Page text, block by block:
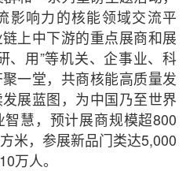
影响力的核能领域交流平
上中下游的重点展商和展
、用”等机关、企事业、科
一堂，共商核能高质量发
展蓝图，为中国乃至世界
慧，预计展商规模超800
米，参展新品门类达5,000
万人。